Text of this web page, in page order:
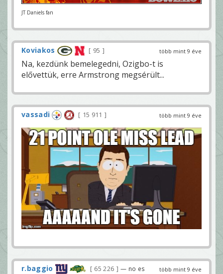
JT Daniels fan
több mint 9 éve
Koviakos 95
Na, kezdünk bemelegedni, Ozigbo-t is
elővettük, erre Armstrong megsérült...
több mint 9 éve
vassadi 15 911
több mint 9 éve
r.baggio 65 226
— no es